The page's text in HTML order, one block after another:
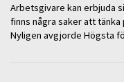
Arbetsgivare kan erbjuda
finns några saker att
Nyligen avgjorde Högsta